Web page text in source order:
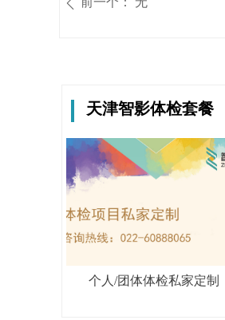
ꄴ
天津智影体检套餐
个人/团体体检私家定制